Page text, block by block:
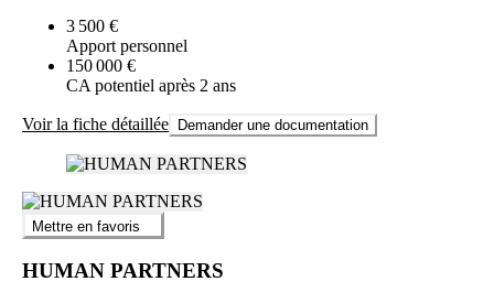
3 500 €
Apport personnel
150 000 €
CA potentiel après 2 ans
Voir la fiche détaillée Demander une documentation
Mettre en favoris
HUMAN PARTNERS